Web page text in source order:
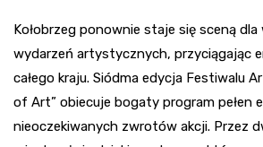
Kołobrzeg ponownie staje się sceną
wydarzeń artystycznych, przyciągając
całego kraju. Siódma edycja Festiwalu
of Art” obiecuje bogaty program pełen
nieoczekiwanych zwrotów akcji. Przez